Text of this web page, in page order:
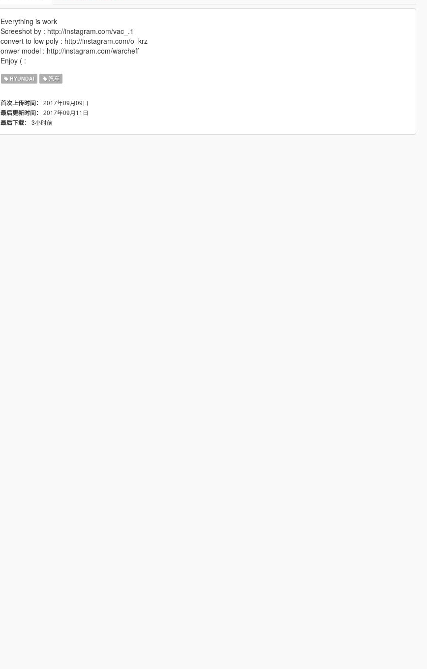
Everything is work
Screeshot by : http://instagram.com/vac_.1
convert to low poly : http://instagram.com/o_krz
onwer model : http://instagram.com/warcheff
Enjoy ( :
HYUNDAI 汽车
首次上传时间： 2017年09月09日
最后更新时间： 2017年09月11日
最后下载： 3小时前